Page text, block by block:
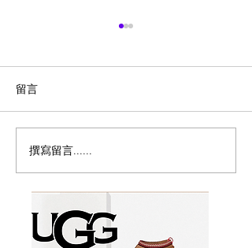
Magic Bullet MBR-1702
多功能食物料理机/榨汁机
17件套5.8折
留言
撰寫留言......